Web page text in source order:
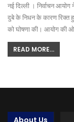
नई दिल्ली । निर्वाचन आयोग
दुबे के निधन के कारण रिक्त
को घोषणा की। आयोग की
READ MORE...